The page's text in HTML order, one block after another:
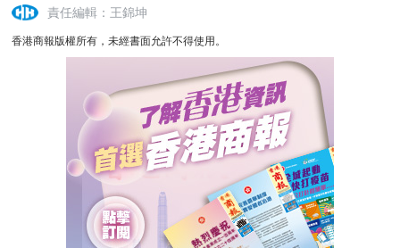
責任編輯：王錦坤
香港商報版權所有，未經書面允許不得使用。